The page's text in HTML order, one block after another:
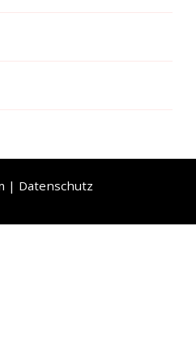
| Datenschutz